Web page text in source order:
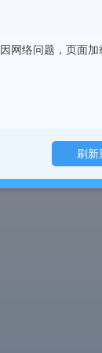
因网络问题，页面
刷新